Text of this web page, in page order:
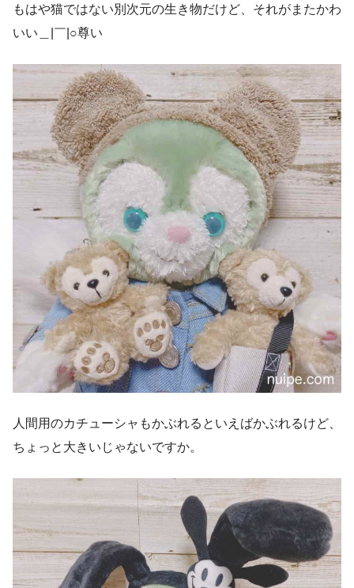
もはや猫ではない別次元の生き物だけど、それがまたかわ
いい＿|￣|○尊い
人間用のカチューシャもかぶれるといえばかぶれるけど、
ちょっと大きいじゃないですか。